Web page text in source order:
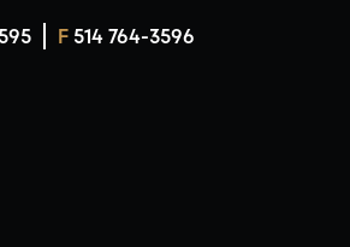
F514 764-3596